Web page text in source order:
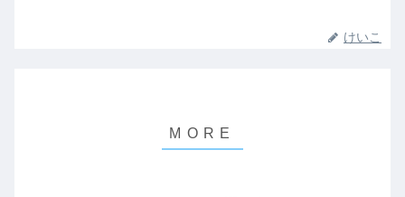
けいこ